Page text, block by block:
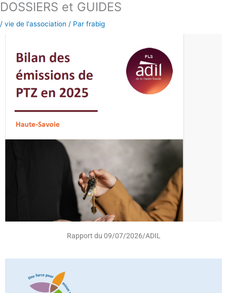
Aller
contenu
DOSSIERS et GUIDES
/ vie de l'association / Par frabig
Rapport du 09/07/2026/ADIL